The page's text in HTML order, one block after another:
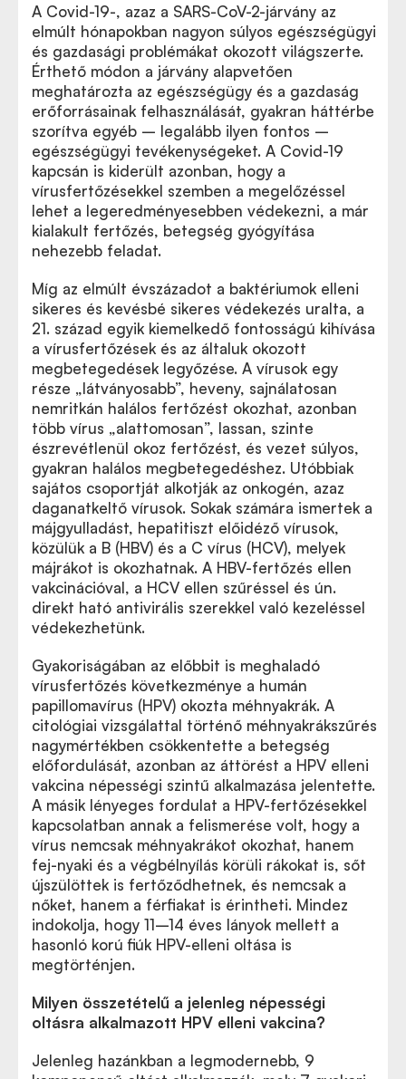
A Covid-19-, azaz a SARS-CoV-2-járvány az
elmúlt hónapokban nagyon súlyos egészségügyi
és gazdasági problémákat okozott világszerte.
Érthető módon a járvány alapvetően
meghatározta az egészségügy és a gazdaság
erőforrásainak felhasználását, gyakran háttérbe
szorítva egyéb – legalább ilyen fontos –
egészségügyi tevékenységeket. A Covid-19
kapcsán is kiderült azonban, hogy a
vírusfertőzésekkel szemben a megelőzéssel
lehet a legeredményesebben védekezni, a már
kialakult fertőzés, betegség gyógyítása
nehezebb feladat.
Míg az elmúlt évszázadot a baktériumok elleni
sikeres és kevésbé sikeres védekezés uralta, a
21. század egyik kiemelkedő fontosságú kihívása
a vírusfertőzések és az általuk okozott
megbetegedések legyőzése. A vírusok egy
része „látványosabb”, heveny, sajnálatosan
nemritkán halálos fertőzést okozhat, azonban
több vírus „alattomosan”, lassan, szinte
észrevétlenül okoz fertőzést, és vezet súlyos,
gyakran halálos megbetegedéshez. Utóbbiak
sajátos csoportját alkotják az onkogén, azaz
daganatkeltő vírusok. Sokak számára ismertek a
májgyulladást, hepatitiszt előidéző vírusok,
közülük a B (HBV) és a C vírus (HCV), melyek
májrákot is okozhatnak. A HBV-fertőzés ellen
vakcinációval, a HCV ellen szűréssel és ún.
direkt ható antivirális szerekkel való kezeléssel
védekezhetünk.
Gyakoriságában az előbbit is meghaladó
vírusfertőzés következménye a humán
papillomavírus (HPV) okozta méhnyakrák. A
citológiai vizsgálattal történő méhnyakrákszűrés
nagymértékben csökkentette a betegség
előfordulását, azonban az áttörést a HPV elleni
vakcina népességi szintű alkalmazása jelentette.
A másik lényeges fordulat a HPV-fertőzésekkel
kapcsolatban annak a felismerése volt, hogy a
vírus nemcsak méhnyakrákot okozhat, hanem
fej-nyaki és a végbélnyílás körüli rákokat is, sőt
újszülöttek is fertőződhetnek, és nemcsak a
nőket, hanem a férfiakat is érintheti. Mindez
indokolja, hogy 11–14 éves lányok mellett a
hasonló korú fiúk HPV-elleni oltása is
megtörténjen.
Milyen összetételű a jelenleg népességi
oltásra alkalmazott HPV elleni vakcina?
Jelenleg hazánkban a legmodernebb, 9